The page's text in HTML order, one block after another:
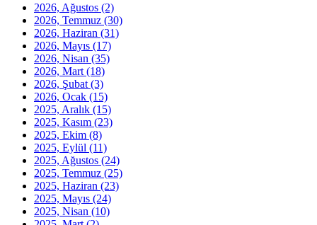
2026, Ağustos (2)
2026, Temmuz (30)
2026, Haziran (31)
2026, Mayıs (17)
2026, Nisan (35)
2026, Mart (18)
2026, Şubat (3)
2026, Ocak (15)
2025, Aralık (15)
2025, Kasım (23)
2025, Ekim (8)
2025, Eylül (11)
2025, Ağustos (24)
2025, Temmuz (25)
2025, Haziran (23)
2025, Mayıs (24)
2025, Nisan (10)